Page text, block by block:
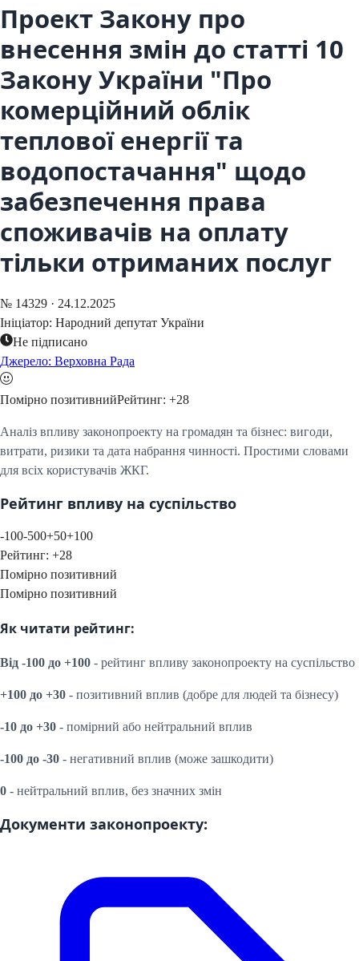
Проект Закону про
внесення змін до статті 10
Закону України "Про
комерційний облік
теплової енергії та
водопостачання" щодо
забезпечення права
споживачів на оплату
тільки отриманих послуг
№ 14329 · 24.12.2025
Ініціатор: Народний депутат України
Не підписано
Джерело: Верховна Рада
Помірно позитивнийРейтинг: +28
Аналіз впливу законопроекту на громадян та бізнес: вигоди,
витрати, ризики та дата набрання чинності. Простими словами
для всіх користувачів ЖКГ.
Рейтинг впливу на суспільство
-100-500+50+100
Рейтинг: +28
Помірно позитивний
Помірно позитивний
Як читати рейтинг:
Від -100 до +100 - рейтинг впливу законопроекту на суспільство
+100 до +30 - позитивний вплив (добре для людей та бізнесу)
-10 до +30 - помірний або нейтральний вплив
-100 до -30 - негативний вплив (може зашкодити)
0 - нейтральний вплив, без значних змін
Документи законопроекту: